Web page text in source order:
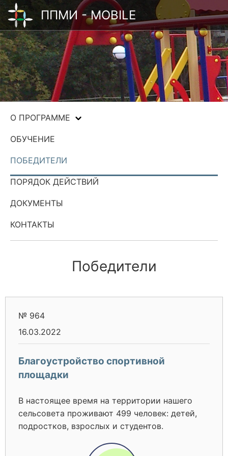
ППМИ - MOBILE
О ПРОГРАММЕ
ОБУЧЕНИЕ
ПОБЕДИТЕЛИ
ПОРЯДОК ДЕЙСТВИЙ
ДОКУМЕНТЫ
КОНТАКТЫ
Победители
№ 964
16.03.2022
Благоустройство спортивной
площадки
В настоящее время на территории нашего
сельсовета проживают 499 человек: детей,
подростков, взрослых и студентов.
большое внимание развитию спорта и